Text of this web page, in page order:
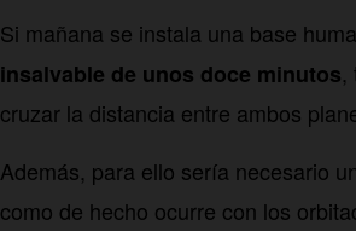
Si mañana se instala una base
insalvable de unos doce minutos,
cruzar la distancia entre ambos
Además, para ello sería necesario
como de hecho ocurre con los